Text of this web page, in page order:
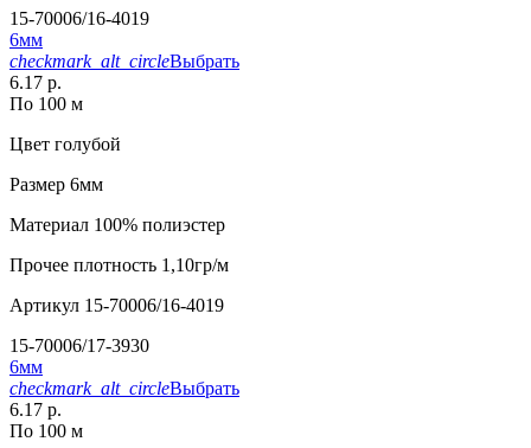
15-70006/16-4019
6мм
checkmark_alt_circleВыбрать
6.17 р.
По 100 м
Цвет голубой
Размер 6мм
Материал 100% полиэстер
Прочее плотность 1,10гр/м
Артикул 15-70006/16-4019
15-70006/17-3930
6мм
checkmark_alt_circleВыбрать
6.17 р.
По 100 м